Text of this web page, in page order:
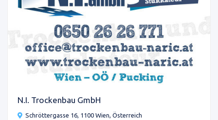
N.I. Trockenbau GmbH
Schröttergasse 16, 1100 Wien, Österreich